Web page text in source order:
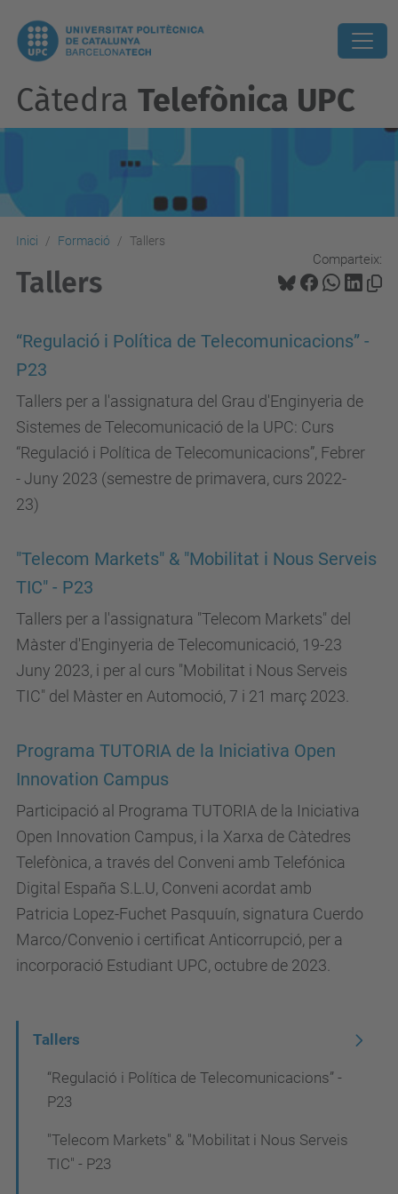
Càtedra Telefònica UPC
Inici Formació Tallers
Comparteix:
Tallers
“Regulació i Política de Telecomunicacions” -
P23
Tallers per a l'assignatura del Grau d'Enginyeria de
Sistemes de Telecomunicació de la UPC: Curs
“Regulació i Política de Telecomunicacions”, Febrer
- Juny 2023 (semestre de primavera, curs 2022-
23)
"Telecom Markets" & "Mobilitat i Nous Serveis
TIC" - P23
Tallers per a l'assignatura "Telecom Markets" del
Màster d'Enginyeria de Telecomunicació, 19-23
Juny 2023, i per al curs "Mobilitat i Nous Serveis
TIC" del Màster en Automoció, 7 i 21 març 2023.
Programa TUTORIA de la Iniciativa Open
Innovation Campus
Participació al Programa TUTORIA de la Iniciativa
Open Innovation Campus, i la Xarxa de Càtedres
Telefònica, a través del Conveni amb Telefónica
Digital España S.L.U, Conveni acordat amb
Patricia Lopez-Fuchet Pasquuín, signatura Cuerdo
Marco/Convenio i certificat Anticorrupció, per a
incorporació Estudiant UPC, octubre de 2023.
Tallers
“Regulació i Política de Telecomunicacions” -
P23
"Telecom Markets" & "Mobilitat i Nous Serveis
TIC" - P23